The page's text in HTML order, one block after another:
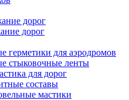
дорог
дорог
герметики для аэродромов
стыковочные ленты
для дорог
составы
мастики